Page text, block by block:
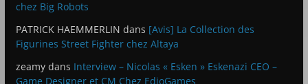
chez Big Robots
PATRICK HAEMMERLIN dans [Avis] La Collection des
Figurines Street Fighter chez Altaya
zeamydans Interview – Nicolas « Esken » Eskenazi CEO –
Game Designer et CM Chez EdioGames